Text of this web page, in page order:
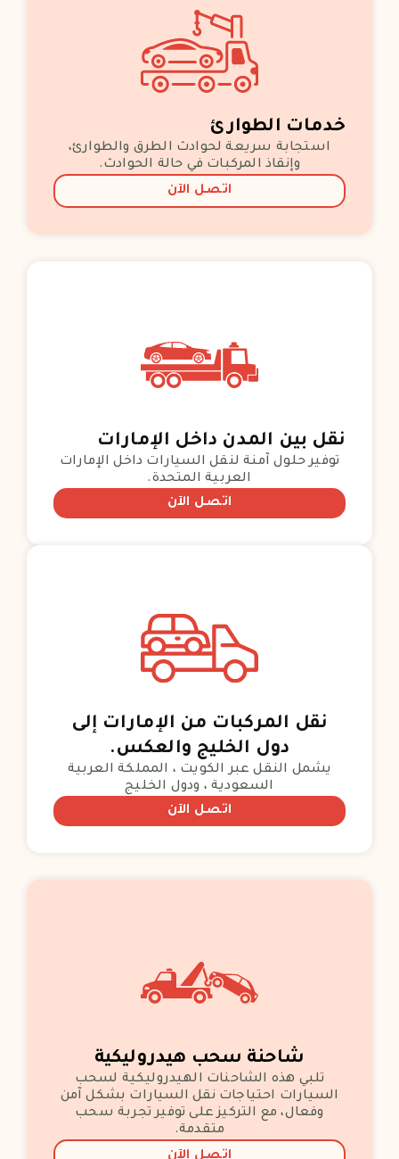
خدمات الطوارئ
استجابة سريعة لحوادث الطرق والطوارئ،
وإنقاذ المركبات في حالة الحوادث.
اتصل الآن
نقل بين المدن داخل الإمارات
توفير حلول آمنة لنقل السيارات داخل الإمارات
العربية المتحدة.
اتصل الآن
نقل المركبات من الإمارات إلى
دول الخليج والعكس.
يشمل النقل عبر الكويت ، المملكة العربية
السعودية ، ودول الخليج
اتصل الآن
شاحنة سحب هيدروليكية
تلبي هذه الشاحنات الهيدروليكية لسحب
السيارات احتياجات نقل السيارات بشكل آمن
وفعال، مع التركيز على توفير تجربة سحب
متقدمة.